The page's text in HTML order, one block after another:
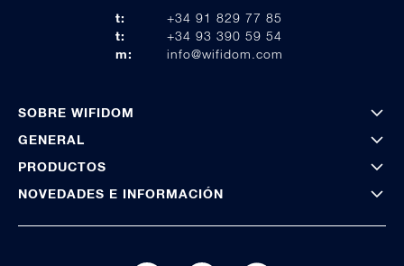
t:
+34 91 829 77 85
t:
+34 93 390 59 54
m:
info@wifidom.com
SOBRE WIFIDOM
GENERAL
PRODUCTOS
NOVEDADES E INFORMACIÓN